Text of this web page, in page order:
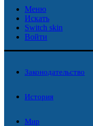
Меню
Искать
Switch skin
Войти
Законодательство
История
Мир